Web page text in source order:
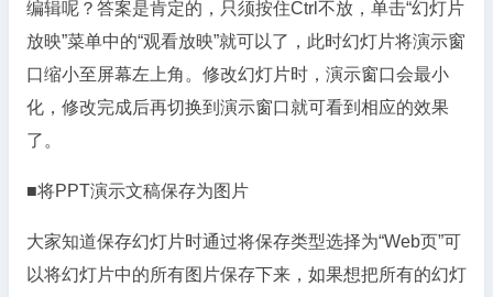
编辑呢？答案是肯定的，只须按住Ctrl不放，单击“幻灯片
放映”菜单中的“观看放映”就可以了，此时幻灯片将演示窗
口缩小至屏幕左上角。修改幻灯片时，演示窗口会最小
化，修改完成后再切换到演示窗口就可看到相应的效果
了。
■将PPT演示文稿保存为图片
大家知道保存幻灯片时通过将保存类型选择为“Web页”可
以将幻灯片中的所有图片保存下来，如果想把所有的幻灯